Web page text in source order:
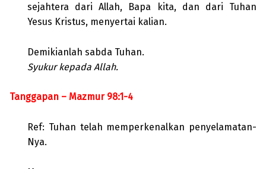
sejahtera dari Allah, Bapa kita, dan dari Tuhan
Yesus Kristus, menyertai kalian.
Demikianlah sabda Tuhan.
Syukur kepada Allah.
Tanggapan – Mazmur 98:1-4
Ref: Tuhan telah memperkenalkan penyelamatan-
Nya.